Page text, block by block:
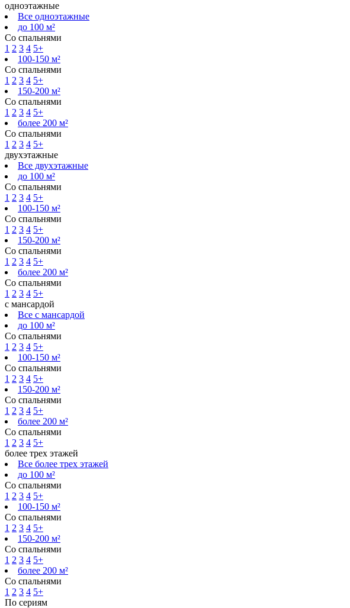
одноэтажные
Все одноэтажные
до 100 м²
Со спальнями
1 2 3 4 5+
100-150 м²
Со спальнями
1 2 3 4 5+
150-200 м²
Со спальнями
1 2 3 4 5+
более 200 м²
Со спальнями
1 2 3 4 5+
двухэтажные
Все двухэтажные
до 100 м²
Со спальнями
1 2 3 4 5+
100-150 м²
Со спальнями
1 2 3 4 5+
150-200 м²
Со спальнями
1 2 3 4 5+
более 200 м²
Со спальнями
1 2 3 4 5+
с мансардой
Все с мансардой
до 100 м²
Со спальнями
1 2 3 4 5+
100-150 м²
Со спальнями
1 2 3 4 5+
150-200 м²
Со спальнями
1 2 3 4 5+
более 200 м²
Со спальнями
1 2 3 4 5+
более трех этажей
Все более трех этажей
до 100 м²
Со спальнями
1 2 3 4 5+
100-150 м²
Со спальнями
1 2 3 4 5+
150-200 м²
Со спальнями
1 2 3 4 5+
более 200 м²
Со спальнями
1 2 3 4 5+
По сериям